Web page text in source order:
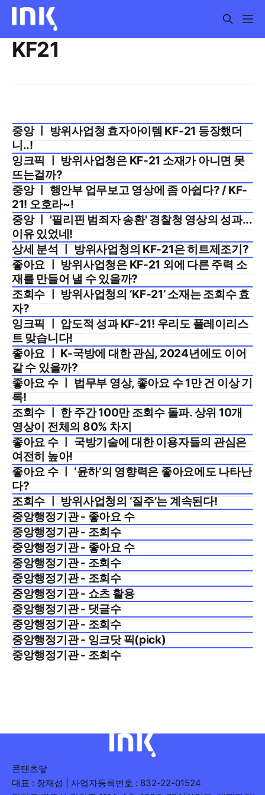
KF21
2026년 4월 3주
중앙 ㅣ 방위사업청 효자아이템 KF-21 등장했더
니..!
2026년 3월 4주
잉크픽 ㅣ 방위사업청은 KF-21 소재가 아니면 못
뜨는걸까?
2026년 1월 2주
중앙 ㅣ 행안부 업무보고 영상에 좀 아쉽다? / KF-
21! 오호라~!
2025년 10월 3주
중앙 ㅣ '필리핀 범죄자 송환' 경찰청 영상의 성과...
이유 있었네!
2025년 4월 2주
상세 분석 ㅣ 방위사업청의 KF-21은 히트제조기?
2024년 6월 2주
좋아요 ㅣ 방위사업청은 KF-21 외에 다른 주력 소
재를 만들어 낼 수 있을까?
2024년 3월 3주
조회수 ㅣ 방위사업청의 ‘KF-21’ 소재는 조회수 효
자?
2024년 2월 1주
잉크픽 ㅣ 압도적 성과 KF-21! 우리도 플레이리스
트 맞습니다!
2024년 1월 2주
좋아요 ㅣ K-국방에 대한 관심, 2024년에도 이어
갈 수 있을까?
2023년 10월 3주
좋아요 수 ㅣ 법무부 영상, 좋아요 수 1만 건 이상 기
록!
2023년 10월 3주
조회수 ㅣ 한 주간 100만 조회수 돌파. 상위 10개
영상이 전체의 80% 차지
2023년 5월 4주
좋아요 수 ㅣ 국방기술에 대한 이용자들의 관심은
여전히 높아!
2023년 3월 2주
좋아요 수 ㅣ ‘윤하’의 영향력은 좋아요에도 나타난
다?
2023년 3월 2주
조회수 ㅣ 방위사업청의 ‘질주’는 계속된다!
중앙행정기관 - 좋아요 수
중앙행정기관 - 조회수
중앙행정기관 - 좋아요 수
중앙행정기관 - 조회수
중앙행정기관 - 조회수
중앙행정기관 - 쇼츠 활용
중앙행정기관 - 댓글수
중앙행정기관 - 조회수
중앙행정기관 - 잉크닷 픽(pick)
중앙행정기관 - 조회수
콘텐츠닿
대표 : 장재섭 | 사업자등록번호 : 832-22-01524